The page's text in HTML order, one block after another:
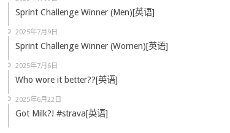
Sprint Challenge Winner (Men)[英语]
2025年7月9日
Sprint Challenge Winner (Women)[英语]
2025年7月6日
Who wore it better??[英语]
2025年6月22日
Got Milk?! #strava[英语]